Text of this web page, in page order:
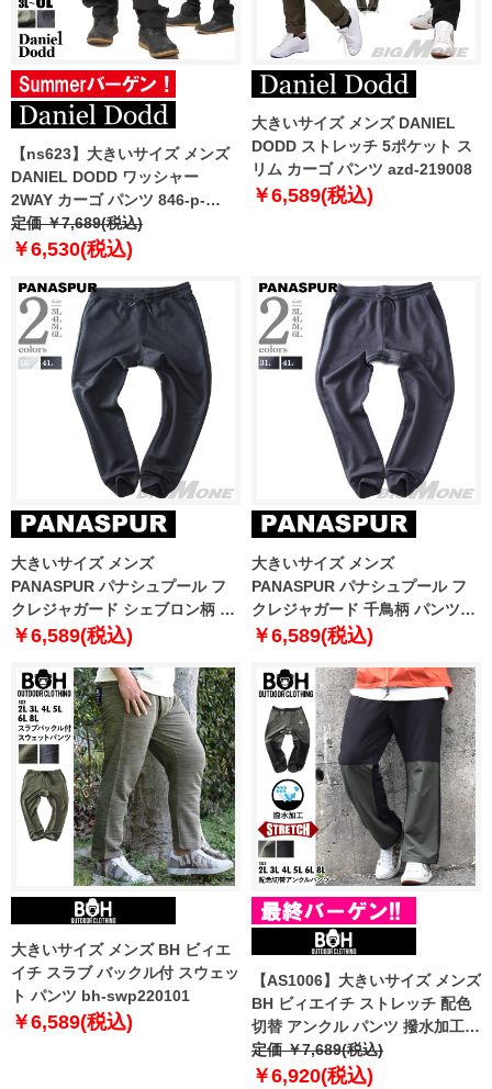
【ns623】大きいサイズ メンズ
DANIEL DODD ワッシャー
2WAY カーゴ パンツ 846-p-
250101 【t2501】
定価 ￥7,689(税込)
￥6,530(税込)
大きいサイズ メンズ DANIEL
DODD ストレッチ 5ポケット ス
リム カーゴ パンツ azd-219008
￥6,589(税込)
大きいサイズ メンズ
PANASPUR パナシュプール フ
クレジャガード シェブロン柄 パ
ンツ 4731-372z
￥6,589(税込)
大きいサイズ メンズ
PANASPUR パナシュプール フ
クレジャガード 千鳥柄 パンツ
4731-376z
￥6,589(税込)
大きいサイズ メンズ BH ビィエ
イチ スラブ バックル付 スウェッ
ト パンツ bh-swp220101
￥6,589(税込)
【AS1006】大きいサイズ メンズ
BH ビィエイチ ストレッチ 配色
切替 アンクル パンツ 撥水加工
bh-swp230402
定価 ￥7,689(税込)
￥6,920(税込)